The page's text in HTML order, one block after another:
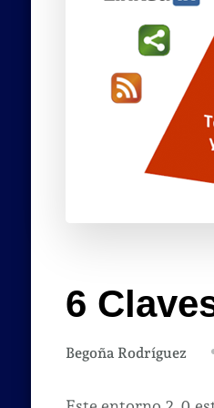
6
Begoña Rodríguez